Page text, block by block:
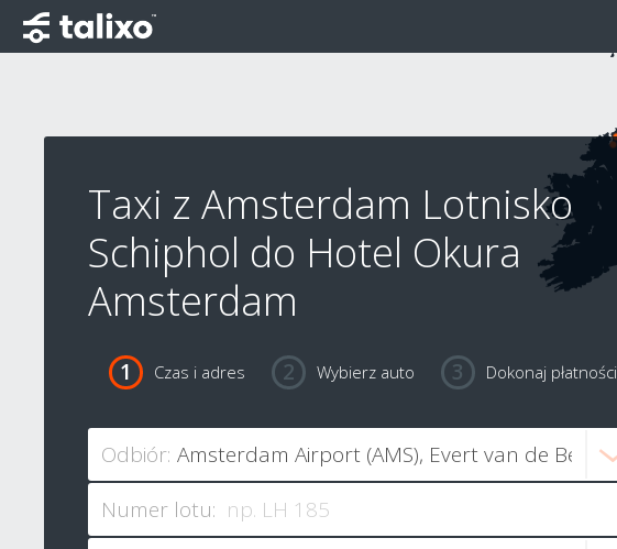
Taxi z Amsterdam Lotnisko
Schiphol do Hotel Okura
Amsterdam
Czas i adres Wybierz auto Dokonaj płatności
Odbiór:
Numer lotu: